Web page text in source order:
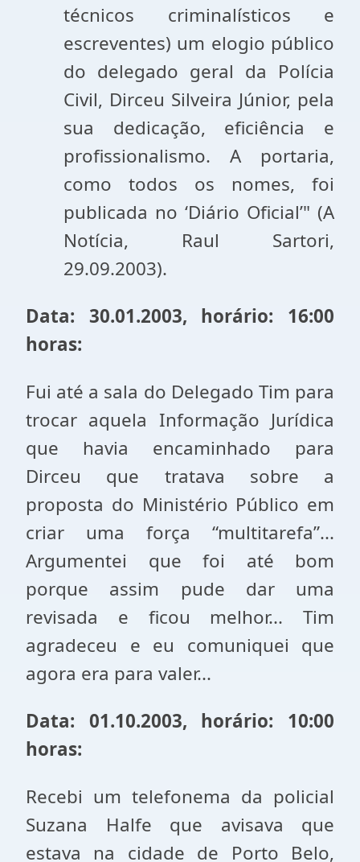
técnicos criminalísticos e
escreventes) um elogio público
do delegado geral da Polícia
Civil, Dirceu Silveira Júnior, pela
sua dedicação, eficiência e
profissionalismo. A portaria,
como todos os nomes, foi
publicada no ‘Diário Oficial’" (A
Notícia, Raul Sartori,
29.09.2003).
Data: 30.01.2003, horário: 16:00
horas:
Fui até a sala do Delegado Tim para
trocar aquela Informação Jurídica
que havia encaminhado para
Dirceu que tratava sobre a
proposta do Ministério Público em
criar uma força “multitarefa”...
Argumentei que foi até bom
porque assim pude dar uma
revisada e ficou melhor... Tim
agradeceu e eu comuniquei que
agora era para valer...
Data: 01.10.2003, horário: 10:00
horas:
Recebi um telefonema da policial
Suzana Halfe que avisava que
estava na cidade de Porto Belo,